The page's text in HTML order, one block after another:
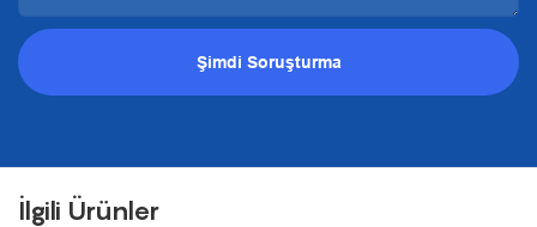
Şimdi Soruşturma
İlgili Ürünler